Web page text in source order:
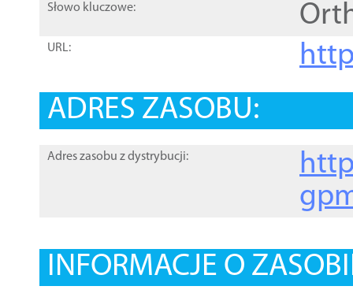
Słowo kluczowe:
URL:
ADRES ZASOBU:
Adres zasobu z dystrybucji:
INFORMACJE O